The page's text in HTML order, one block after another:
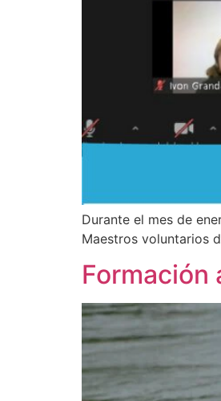
Durante el mes de
Maestros voluntarios
Formación